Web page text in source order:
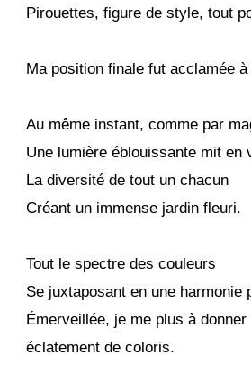
Pirouettes, figure de style, tout
Ma position finale fut acclamée
Au même instant, comme par
Une lumière éblouissante mit en
La diversité de tout un chacun
Créant un immense jardin fleuri.
Tout le spectre des couleurs
Se juxtaposant en une harmonie
Émerveillée, je me plus à
éclatement de coloris.